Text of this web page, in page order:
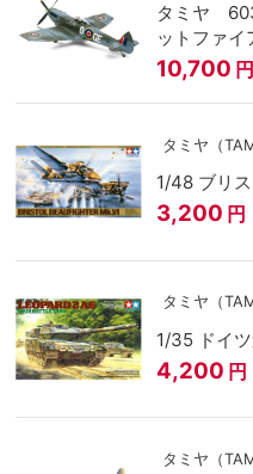
タミヤ
ットファイ
10,700 円
タミヤ（
1/48 ブリ
3,200 円
タミヤ（
1/35 ドイ
4,200 円
タミヤ（